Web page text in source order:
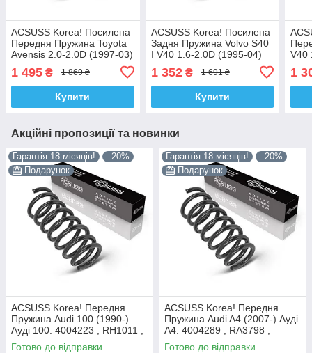
ACSUSS Korea! Посилена
Передня Пружина Toyota
Avensis 2.0-2.0D (1997-03)
Тойота Авенсіс. 4092536 ,
RA2086 , 998318 Аксусс
Корея
1 495 ₴ 1 869 ₴
Купити
ACSUSS Korea! Посилена
Задня Пружина Volvo S40
I V40 1.6-2.0D (1995-04)
Вольво S40 I 540. 4295826
, RA6995 , 4295834 Аксусс
Корея
1 352₴ 1 691 ₴
Купити
V40
1
Акційні пропозиції та новинки
Гарантія 18 місяців!
–20%
Подарунок
ACSUSS Korea! Передня
Пружина Audi 100 (1990-)
Ауді 100. 4004223 , RH1011 ,
997224. Аксусс Корея
Готово до відправки
Гарантія 18 місяців!
–20%
Подарунок
ACSUSS Korea! Передня
Пружина Audi A4 (2007-) Ауді
А4. 4004289 , RA3798 ,
993124. Аксусс Корея
Готово до відправки